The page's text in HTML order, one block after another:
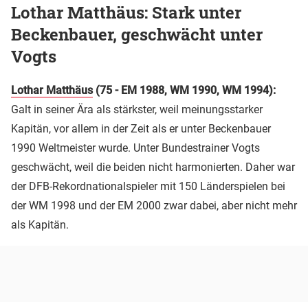
Lothar Matthäus: Stark unter
Beckenbauer, geschwächt unter
Vogts
Lothar Matthäus(75 - EM 1988, WM 1990, WM 1994):
Galt in seiner Ära als stärkster, weil meinungsstarker
Kapitän, vor allem in der Zeit als er unter Beckenbauer
1990 Weltmeister wurde. Unter Bundestrainer Vogts
geschwächt, weil die beiden nicht harmonierten. Daher war
der DFB-Rekordnationalspieler mit 150 Länderspielen bei
der WM 1998 und der EM 2000 zwar dabei, aber nicht mehr
als Kapitän.